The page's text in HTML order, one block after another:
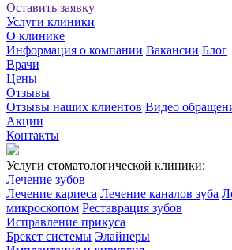
Оставить заявку
Услуги клиники
О клинике
Информация о компании Вакансии Блог
Врачи
Цены
Отзывы
Отзывы наших клиентов Видео
Акции
Контакты
Услуги стоматологической клиники:
Лечение зубов
Лечение кариеса Лечение каналов зуба
микроскопом Реставрация зубов
Исправление прикуса
Брекет системы Элайнеры